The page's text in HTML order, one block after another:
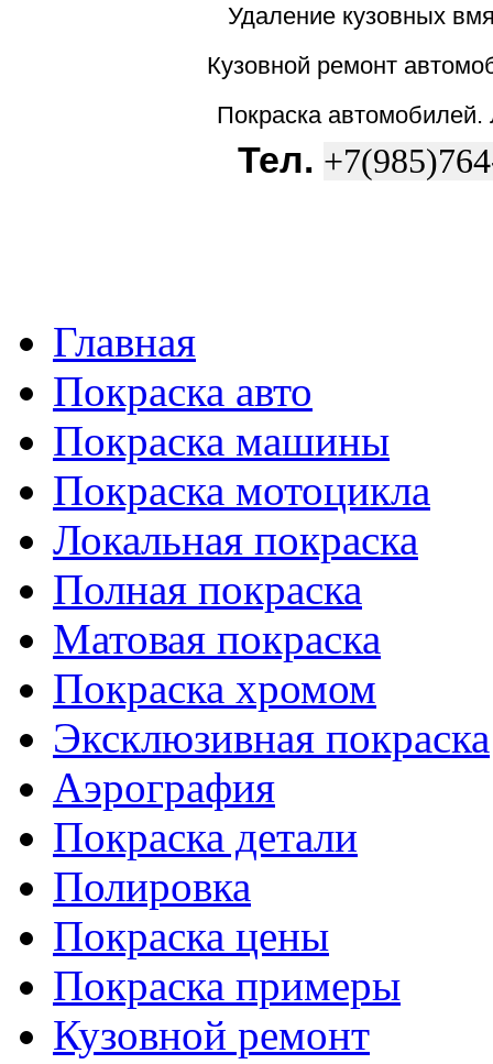
Удаление кузовных
Кузовной ремонт
Покраска
Тел.
Главная
Покраска авто
Покраска машины
Покраска мотоцикла
Локальная покраска
Полная покраска
Матовая покраска
Покраска хромом
Эксклюзивная покраска
Аэрография
Покраска детали
Полировка
Покраска цены
Покраска примеры
Кузовной ремонт